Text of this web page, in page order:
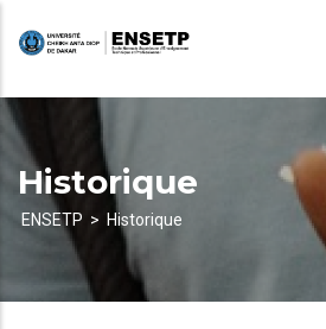
principal
Historique
d'Ariane
ENSETP Historique